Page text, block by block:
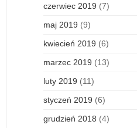
czerwiec 2019 (7)
maj 2019 (9)
kwiecień 2019 (6)
marzec 2019 (13)
luty 2019 (11)
styczeń 2019 (6)
grudzień 2018 (4)